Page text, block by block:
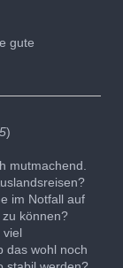
gute
)
mutmachend.
im Notfall auf
können?
viel
das wohl noch